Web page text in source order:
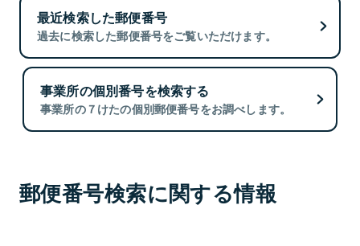
最近検索した郵便番号
過去に検索した郵便番号をご覧いただけます。
事業所の個別番号を検索する
事業所の７けたの個別郵便番号をお調べします。
郵便番号検索に関する情報